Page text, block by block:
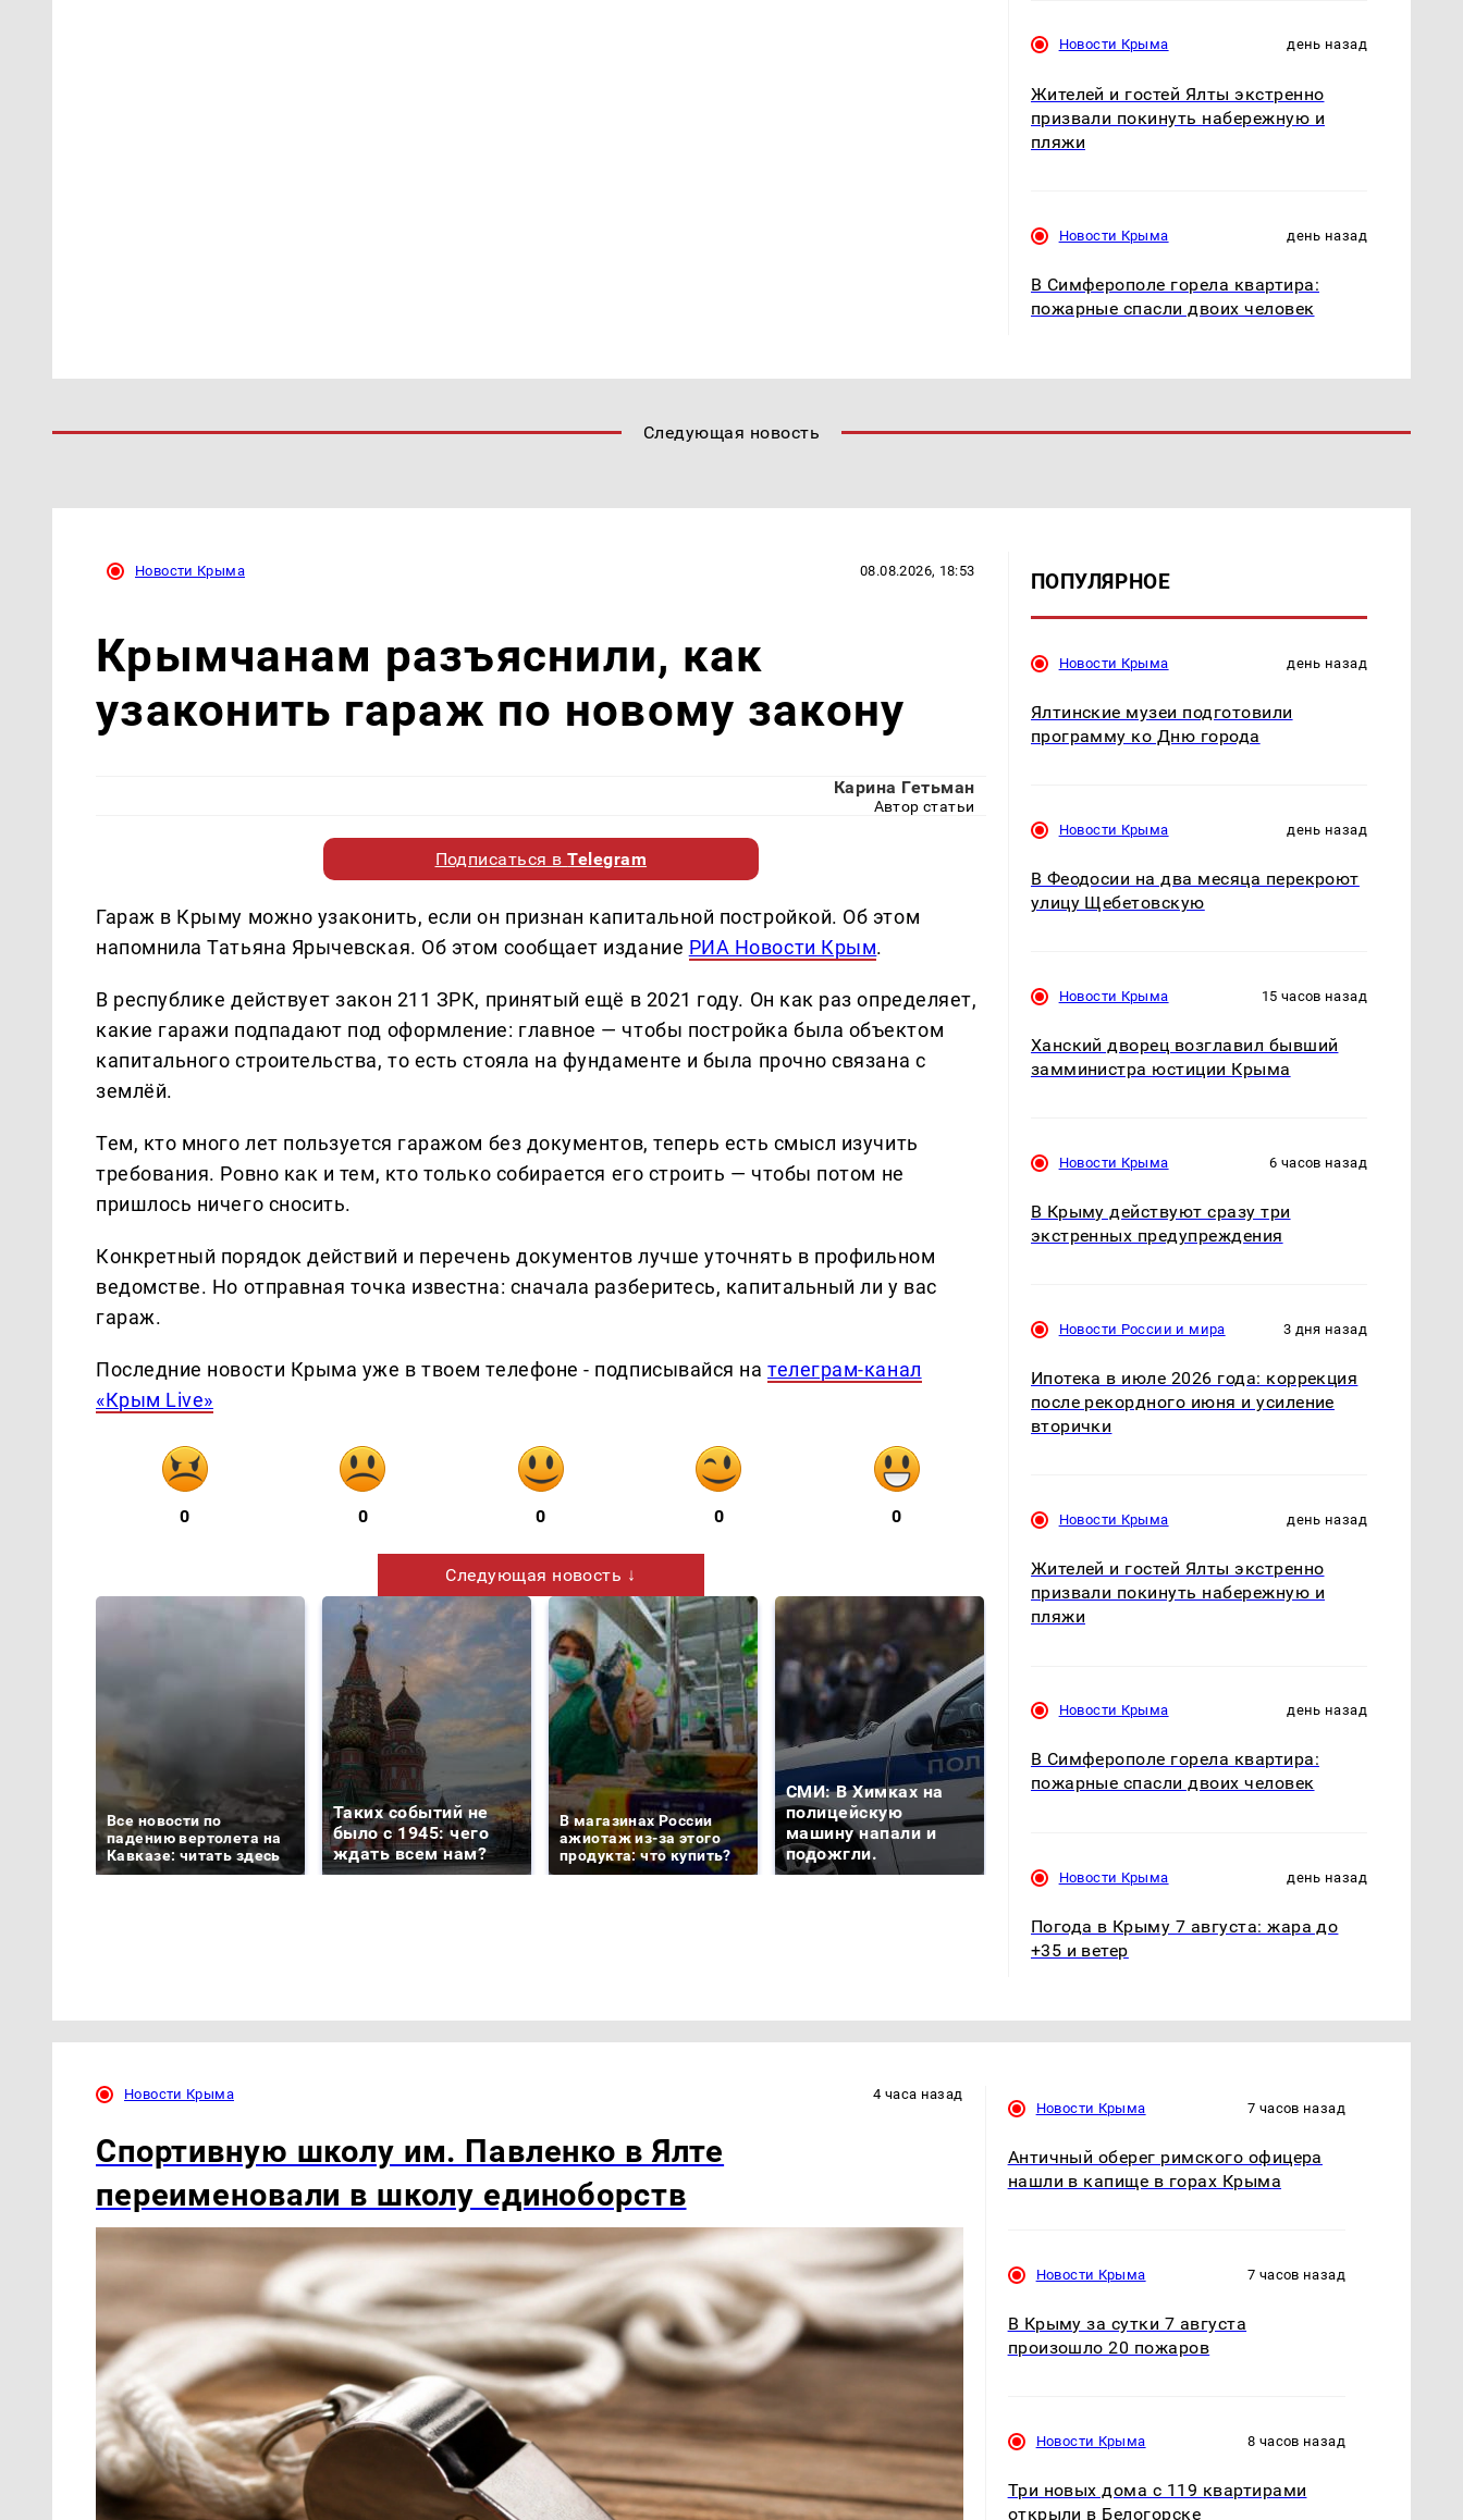
Новости Крыма день назад
Жителей и гостей Ялты экстренно
призвали покинуть набережную и
пляжи
Новости Крыма день назад
В Симферополе горела квартира:
пожарные спасли двоих человек
Следующая новость
Новости Крыма 08.08.2026, 18:53
Крымчанам разъяснили, как
узаконить гараж по новому закону
Карина Гетьман
Автор статьи
Подписаться вTelegram
Гараж в Крыму можно узаконить, если он признан капитальной постройкой. Об этом
напомнила Татьяна Ярычевская. Об этом сообщает издание РИА Новости Крым.
В республике действует закон 211 ЗРК, принятый ещё в 2021 году. Он как раз определяет,
какие гаражи подпадают под оформление: главное — чтобы постройка была объектом
капитального строительства, то есть стояла на фундаменте и была прочно связана с
землёй.
Тем, кто много лет пользуется гаражом без документов, теперь есть смысл изучить
требования. Ровно как и тем, кто только собирается его строить — чтобы потом не
пришлось ничего сносить.
Конкретный порядок действий и перечень документов лучше уточнять в профильном
ведомстве. Но отправная точка известна: сначала разберитесь, капитальный ли у вас
гараж.
Последние новости Крыма уже в твоем телефоне - подписывайся нателеграм-канал
«Крым Live»
0 0 0 0 0
Следующая новость ↓
Все новости по
падению вертолета на
Кавказе: читать здесь
Таких событий не
было с 1945: чего
ждать всем нам?
В магазинах России
ажиотаж из-за этого
продукта: что купить?
СМИ: В Химках на
полицейскую
машину напали и
подожгли.
ПОПУЛЯРНОЕ
Новости Крыма день назад
Ялтинские музеи подготовили
программу ко Дню города
Новости Крыма день назад
В Феодосии на два месяца перекроют
улицу Щебетовскую
Новости Крыма 15 часов назад
Ханский дворец возглавил бывший
замминистра юстиции Крыма
Новости Крыма 6 часов назад
В Крыму действуют сразу три
экстренных предупреждения
Новости России и мира 3 дня назад
Ипотека в июле 2026 года: коррекция
после рекордного июня и усиление
вторички
Новости Крыма день назад
Жителей и гостей Ялты экстренно
призвали покинуть набережную и
пляжи
Новости Крыма день назад
В Симферополе горела квартира:
пожарные спасли двоих человек
Новости Крыма день назад
Погода в Крыму 7 августа: жара до
+35 и ветер
Новости Крыма 4 часа назад
Спортивную школу им. Павленко в Ялте
переименовали в школу единоборств
Новости Крыма 7 часов назад
Античный оберег римского офицера
нашли в капище в горах Крыма
Новости Крыма 7 часов назад
В Крыму за сутки 7 августа
произошло 20 пожаров
Новости Крыма 8 часов назад
Три новых дома с 119 квартирами
открыли в Белогорске